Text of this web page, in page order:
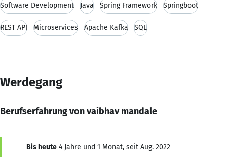
Software Development Java Spring Framework Springboot
REST API Microservices Apache Kafka SQL
Werdegang
Berufserfahrung von vaibhav mandale
Bis heute 4 Jahre und 1 Monat, seit Aug. 2022